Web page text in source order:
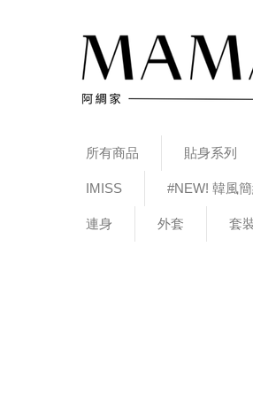
所有商品 貼身系列
IMISS #NEW! 韓風
連身 外套 套